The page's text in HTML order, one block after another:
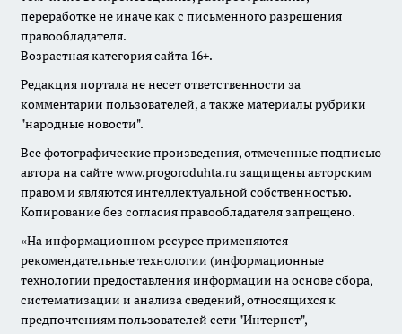
переработке не иначе как с письменного разрешения
правообладателя.
Возрастная категория сайта 16+.
Редакция портала не несет ответственности за
комментарии пользователей, а также материалы рубрики
"народные новости".
Все фотографические произведения, отмеченные подписью
автора на сайте www.progoroduhta.ru защищены авторским
правом и являются интеллектуальной собственностью.
Копирование без согласия правообладателя запрещено.
«На информационном ресурсе применяются
рекомендательные технологии (информационные
технологии предоставления информации на основе сбора,
систематизации и анализа сведений, относящихся к
предпочтениям пользователей сети "Интернет",